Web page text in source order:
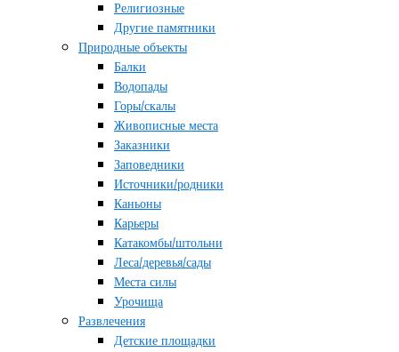
Религиозные
Другие памятники
Природные объекты
Балки
Водопады
Горы/скалы
Живописные места
Заказники
Заповедники
Источники/родники
Каньоны
Карьеры
Катакомбы/штольни
Леса/деревья/сады
Места силы
Урочища
Развлечения
Детские площадки